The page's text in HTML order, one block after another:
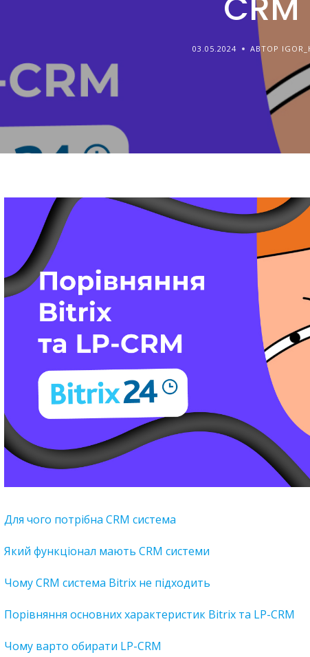
03.05.2024 АВТОР
Для чого потрібна CRM система
Який функціонал мають CRM системи
Чому CRM система Bitrix не підходить
Порівняння основних характеристик Bitrix та LP-CRM
Чому варто обирати LP-CRM